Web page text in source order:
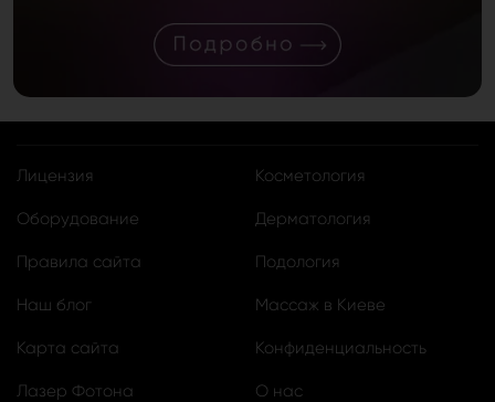
Лицензия
Оборудование
Правила сайта
Наш блог
Карта сайта
Лазер Фотона
Косметология
Дерматология
Подология
Массаж в Киеве
Конфиденциальность
О нас